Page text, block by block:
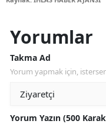
Yorumlar
Takma Ad
Yorum yapmak için,
Yorum Yazın (500